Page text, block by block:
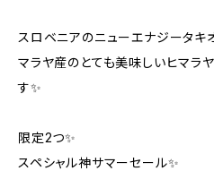
スロベニアのニューエナジータキ
マラヤ産のとても美味しいヒマラ
す✨
限定2つ✨
スペシャル神サマーセール✨